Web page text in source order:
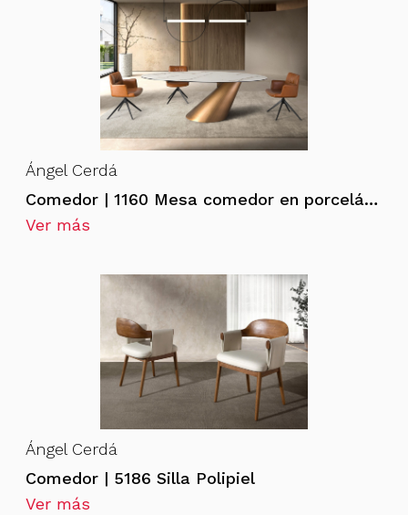
Ángel Cerdá
Comedor | 1160 Mesa comedor en porcelánico
Ver más
Ángel Cerdá
Comedor | 5186 Silla Polipiel
Ver más